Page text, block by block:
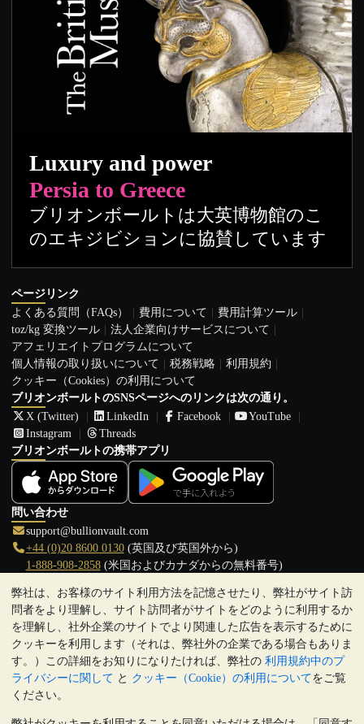
弊社は、お客様のサイト利用方法を記憶させたり、弊社がサイト訪
問者をより理解し、サイト訪問者がサイトをどのように利用するか
を理解し、社外企業のサイトでより関連した広告を表示するために
クッキーを利用します（それは、弊社外の企業である場合もありま
す。）この詳細をお知りになりたければ、弊社の 利用規約中のプ
ライバシーに関して と クッキー（Cookie）の利用についてをご覧
ください。
Luxury and power
Persia to Greece
ブリオンボールトは大英博物館のこ
のエキジビションに協賛しています
ページリンク
よくある質問（FAQs）
費用について
費用計算ツール
toz/kg 変換ツール
法人企業向けサービスについて
アフェリエイトプログラムについて
個人情報の取り扱いについて
税務戦略
利用規約
クッキー（Cookies）の利用について
ブリオンボールトのSNSページへのリンクは次の通り。
X (Twitter)
LinkedIn Facebook
YouTube
Instagram
Threads
ブリオンボールトの携帯アプリ
問い合わせ
support@bullionvault.com
+44 (0)20 8600 0130(英国及び英国外から)
1-888-908-2858(米国およびカナダからの無料番号)
クリックして通話を開始
営業時間:
9:00～20:30 (英国), 月曜日から金曜日
17:00～2:30（日本時間）, 月曜日から金曜日
Galmarley Ltd T/A BullionVault
3 Shortlands (7th Floor)